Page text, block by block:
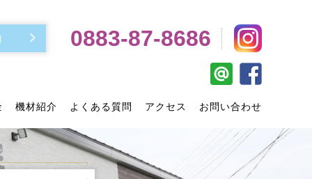
0883-87-8686
機材紹介 よくある質問 アクセス お問い合わせ